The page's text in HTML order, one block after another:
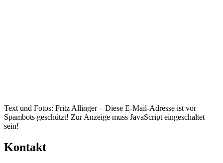
Text und Fotos: Fritz Allinger – Diese E-Mail-Adresse ist vor
Spambots geschützt! Zur Anzeige muss JavaScript eingeschaltet
sein!
Kontakt